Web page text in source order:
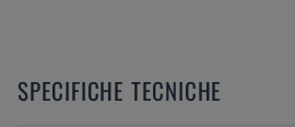
SPECIFICHE TECNICHE